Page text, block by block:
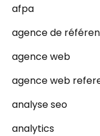
afpa
agence de
agence web
agence web
analyse seo
analytics